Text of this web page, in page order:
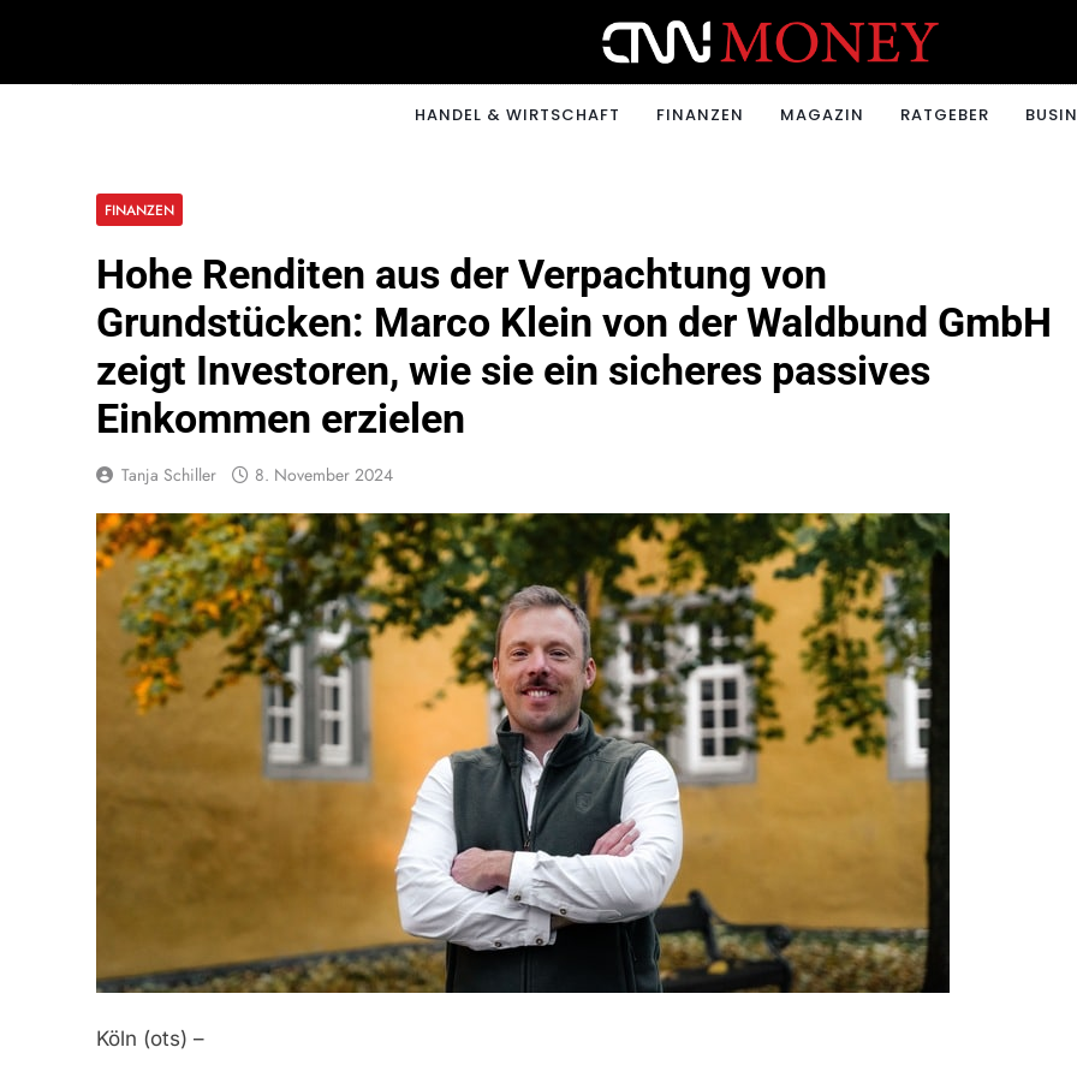
CNNMONEY.CH
HANDEL & WIRTSCHAFT FINANZEN MAGAZIN RATGEBER
FINANZEN
Hohe Renditen aus der Verpachtung von
Grundstücken: Marco Klein von der Waldbund GmbH
zeigt Investoren, wie sie ein sicheres passives
Einkommen erzielen
Tanja Schiller 8. November 2024
Köln (ots) –